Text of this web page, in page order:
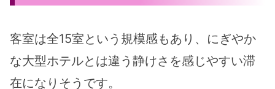
客室は全15室という規模感もあり、にぎやか
な大型ホテルとは違う静けさを感じやすい滞
在になりそうです。